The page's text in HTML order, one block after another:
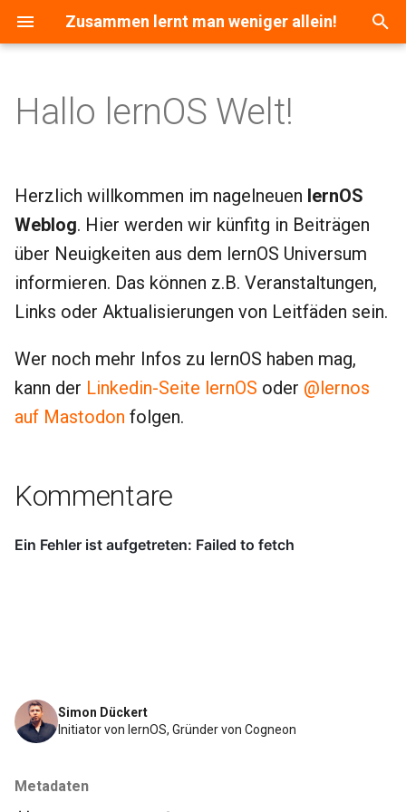
Zusammen lernt man weniger allein!
c
e
w
i
r
d
i
n
i
l
r
Simon Dückert
Initiator von lernOS, Gründer von Cogneon
Metadaten
Hallo lernOS Welt!
Herzlich willkommen im nagelneuen lernOS
Weblog. Hier werden wir künfitg in Beiträgen
über Neuigkeiten aus dem lernOS Universum
informieren. Das können z.B. Veranstaltungen,
Links oder Aktualisierungen von Leitfäden sein.
Wer noch mehr Infos zu lernOS haben mag,
kann der Linkedin-Seite lernOS oder @lernos
auf Mastodon folgen.
Kommentare